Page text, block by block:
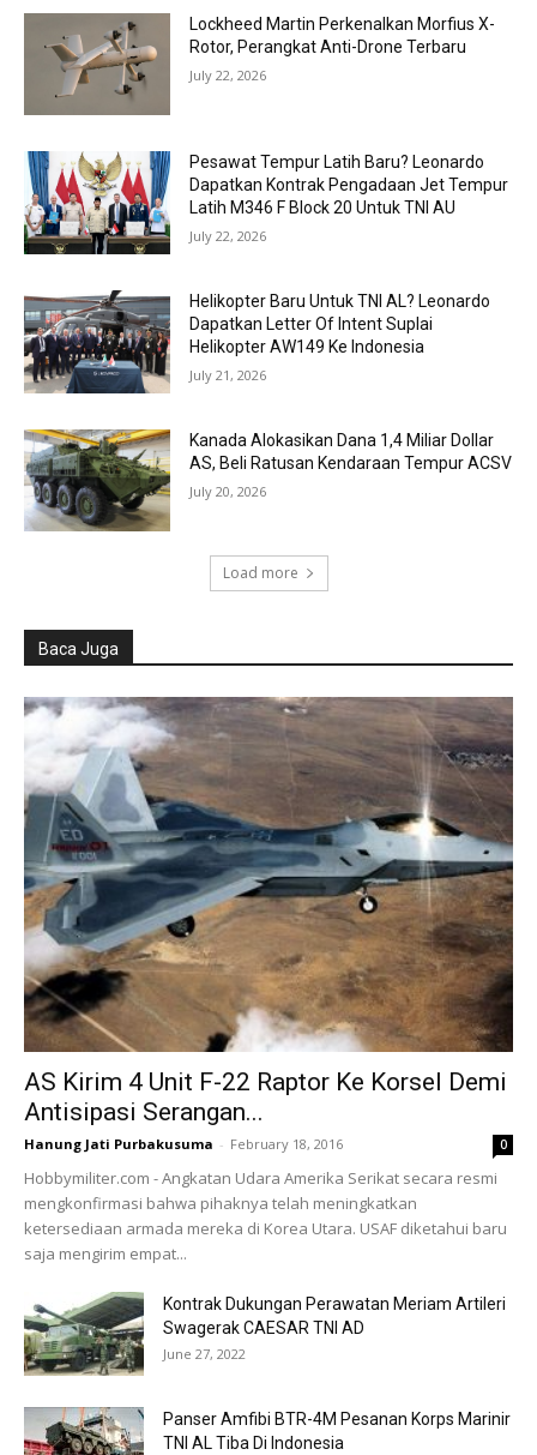
Lockheed Martin Perkenalkan Morfius X-
Rotor, Perangkat Anti-Drone Terbaru
July 22, 2026
Pesawat Tempur Latih Baru? Leonardo
Dapatkan Kontrak Pengadaan Jet Tempur
Latih M346 F Block 20 Untuk TNI AU
July 22, 2026
Helikopter Baru Untuk TNI AL? Leonardo
Dapatkan Letter Of Intent Suplai
Helikopter AW149 Ke Indonesia
July 21, 2026
Kanada Alokasikan Dana 1,4 Miliar Dollar
AS, Beli Ratusan Kendaraan Tempur ACSV
July 20, 2026
Load more
Baca Juga
AS Kirim 4 Unit F-22 Raptor Ke Korsel Demi
Antisipasi Serangan...
Hanung Jati Purbakusuma - February 18, 2016 0
Hobbymiliter.com - Angkatan Udara Amerika Serikat secara resmi
mengkonfirmasi bahwa pihaknya telah meningkatkan
ketersediaan armada mereka di Korea Utara. USAF diketahui baru
saja mengirim empat...
Kontrak Dukungan Perawatan Meriam Artileri
Swagerak CAESAR TNI AD
June 27, 2022
Panser Amfibi BTR-4M Pesanan Korps Marinir
TNI AL Tiba Di Indonesia